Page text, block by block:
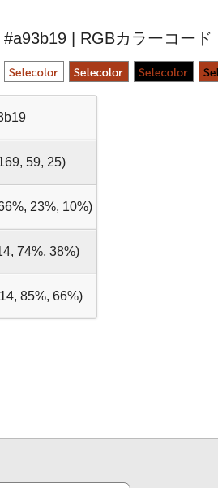
#a93b19 | RGBカラーコード
59, 25)
23%, 10%)
74%, 38%)
85%, 66%)